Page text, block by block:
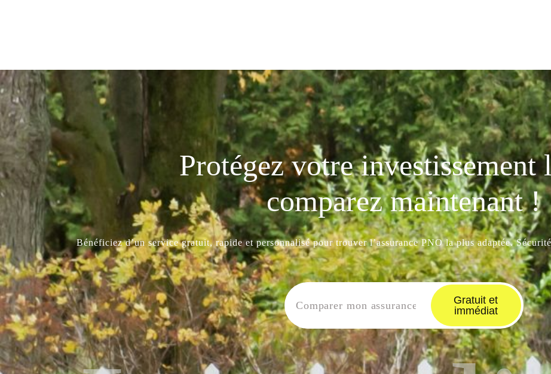
Protégez votre investissement
comparez maintenant !
Bénéficiez d’un service gratuit, rapide et personnalisé pour trouver l’assurance PNO la plus adaptée.
Gratuit et
immédiat